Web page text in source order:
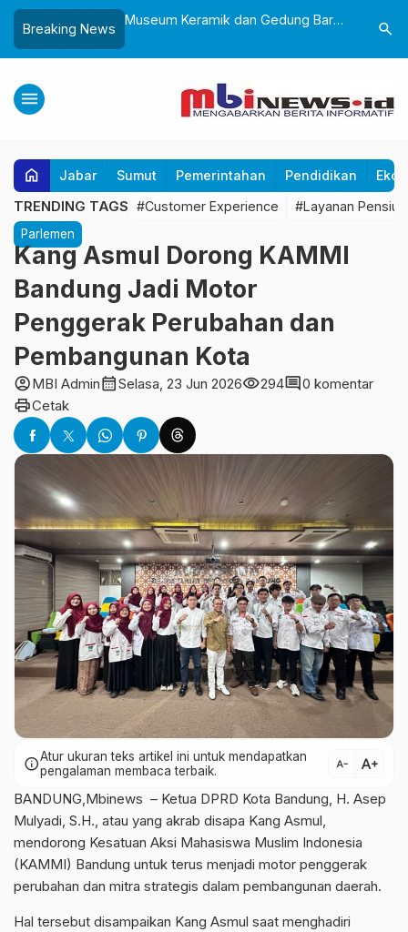
Breaking News
25 dengan Aksi
dan Alun-Alun
Museum Keramik dan Gedung Baru
Ponpes Al-Fath Perkuat Pelestarian
Budaya Nusantara
Lantik
Adaptif
search
menu
home Jabar Sumut Pemerintahan Pendidikan
TRENDING TAGS #Customer Experience #Layanan
Parlemen
Kang Asmul Dorong KAMMI
Bandung Jadi Motor
Penggerak Perubahan dan
Pembangunan Kota
account_circleMBI Admincalendar_monthSelasa, 23 Jun 2026visibility294comment0 komentar
printCetak
infoAtur ukuran teks artikel ini untuk mendapatkan
pengalaman membaca terbaik.
text_decrease text_increase
BANDUNG,Mbinews – Ketua DPRD Kota Bandung, H. Asep
Mulyadi, S.H., atau yang akrab disapa Kang Asmul,
mendorong Kesatuan Aksi Mahasiswa Muslim Indonesia
(KAMMI) Bandung untuk terus menjadi motor penggerak
perubahan dan mitra strategis dalam pembangunan daerah.
Hal tersebut disampaikan Kang Asmul saat menghadiri